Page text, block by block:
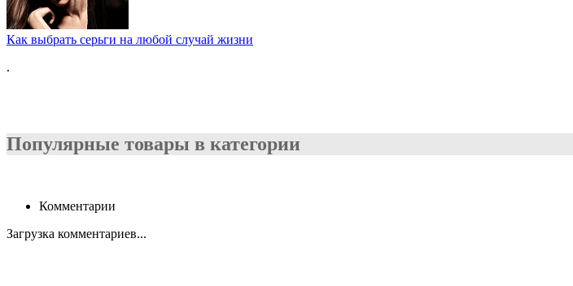
Как выбрать серьги на любой случай жизни
.
Популярные товары в категории
Комментарии
Загрузка комментариев...